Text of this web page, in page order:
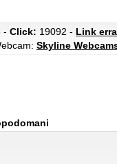
- Click: 19092 - Link
Skyline